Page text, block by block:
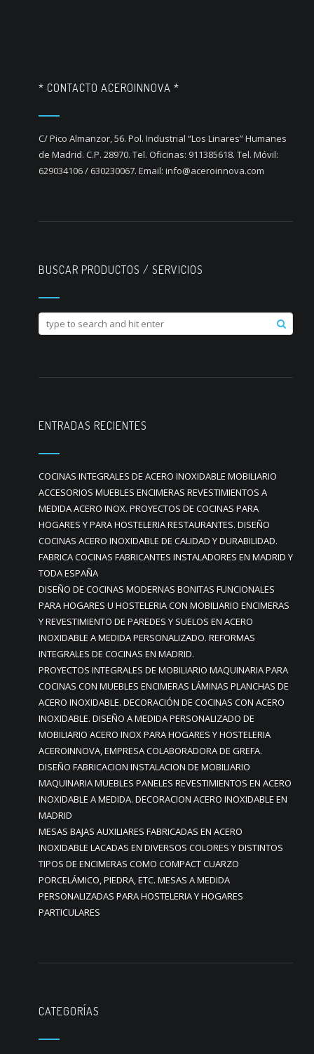
* CONTACTO ACEROINNOVA *
C/ Pico Almanzor, 56. Pol. Industrial “Los Linares” Humanes
de Madrid. C.P. 28970. Tel. Oficinas: 911385618. Tel. Móvil:
629034106 / 630230067. Email: info@aceroinnova.com
BUSCAR PRODUCTOS / SERVICIOS
ENTRADAS RECIENTES
COCINAS INTEGRALES DE ACERO INOXIDABLE MOBILIARIO
ACCESORIOS MUEBLES ENCIMERAS REVESTIMIENTOS A
MEDIDA ACERO INOX. PROYECTOS DE COCINAS PARA
HOGARES Y PARA HOSTELERIA RESTAURANTES. DISEÑO
COCINAS ACERO INOXIDABLE DE CALIDAD Y DURABILIDAD.
FABRICA COCINAS FABRICANTES INSTALADORES EN MADRID Y
TODA ESPAÑA
DISEÑO DE COCINAS MODERNAS BONITAS FUNCIONALES
PARA HOGARES U HOSTELERIA CON MOBILIARIO ENCIMERAS
Y REVESTIMIENTO DE PAREDES Y SUELOS EN ACERO
INOXIDABLE A MEDIDA PERSONALIZADO. REFORMAS
INTEGRALES DE COCINAS EN MADRID.
PROYECTOS INTEGRALES DE MOBILIARIO MAQUINARIA PARA
COCINAS CON MUEBLES ENCIMERAS LÁMINAS PLANCHAS DE
ACERO INOXIDABLE. DECORACIÓN DE COCINAS CON ACERO
INOXIDABLE. DISEÑO A MEDIDA PERSONALIZADO DE
MOBILIARIO ACERO INOX PARA HOGARES Y HOSTELERIA
ACEROINNOVA, EMPRESA COLABORADORA DE GREFA.
DISEÑO FABRICACION INSTALACION DE MOBILIARIO
MAQUINARIA MUEBLES PANELES REVESTIMIENTOS EN ACERO
INOXIDABLE A MEDIDA. DECORACION ACERO INOXIDABLE EN
MADRID
MESAS BAJAS AUXILIARES FABRICADAS EN ACERO
INOXIDABLE LACADAS EN DIVERSOS COLORES Y DISTINTOS
TIPOS DE ENCIMERAS COMO COMPACT CUARZO
PORCELÁMICO, PIEDRA, ETC. MESAS A MEDIDA
PERSONALIZADAS PARA HOSTELERIA Y HOGARES
PARTICULARES
CATEGORÍAS